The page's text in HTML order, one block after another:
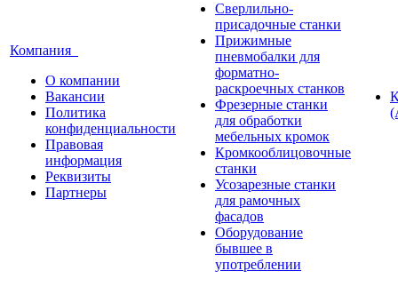
Компания
О компании
Вакансии
Политика
конфиденциальности
Правовая
информация
Реквизиты
Партнеры
Сверлильно-
присадочные станки
Прижимные
пневмобалки для
форматно-
раскроечных станков
Фрезерные станки
для обработки
мебельных кромок
Кромкооблицовочные
станки
Усозарезные станки
для рамочных
фасадов
Оборудование
бывшее в
употреблении